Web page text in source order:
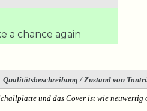
a chance again
Qualitätsbeschreibung / Zustand von
und das Cover ist wie